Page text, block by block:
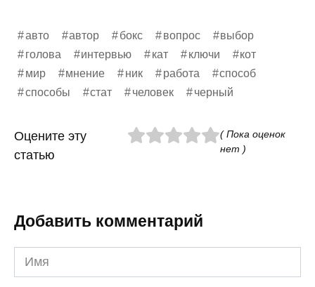
авто автор бокс вопрос
выбор
голова
интервью кат ключи
кот
мир
мнение ник работа
способ
способы
стат человек черный
Оцените эту
статью
( Пока оценок
нет )
Добавить комментарий
Имя
*